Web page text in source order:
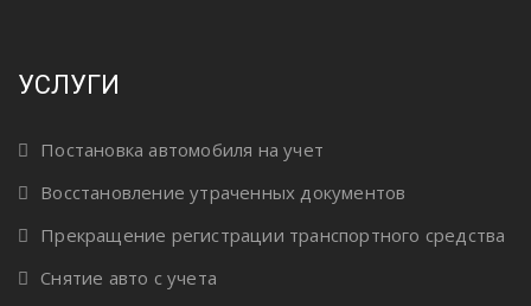
УСЛУГИ
Постановка автомобиля на учет
Восстановление утраченных документов
Прекращение регистрации транспортного средства
Снятие авто с учета